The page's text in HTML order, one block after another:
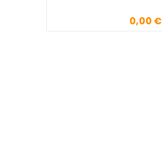
Precio0,00 €